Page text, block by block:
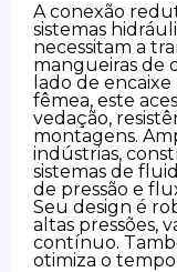
A conexão
sistemas
necessitam a
mangueiras de
lado de
fêmea, este
vedação,
montagens.
indústrias,
sistemas de
de pressão e
Seu design é
altas pressões,
contínuo.
otimiza o